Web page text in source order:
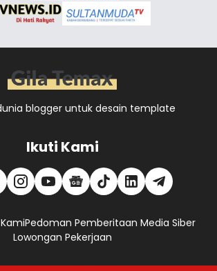
blogger untuk desain template
Ikuti Kami
Pedoman Pemberitaan Media Siber
Lowongan Pekerjaan